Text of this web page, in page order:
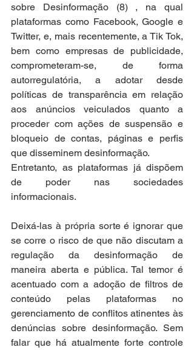
sobre Desinformação (8) , na qual
plataformas como Facebook, Google e
Twitter, e, mais recentemente, a Tik Tok,
bem como empresas de publicidade,
comprometeram-se, de forma
autorregulatória, a adotar desde
políticas de transparência em relação
aos anúncios veiculados quanto a
proceder com ações de suspensão e
bloqueio de contas, páginas e perfis
que disseminem desinformação.
Entretanto, as plataformas já dispõem
de poder nas sociedades
informacionais.
Deixá-las à própria sorte é ignorar que
se corre o risco de que não discutam a
regulação da desinformação de
maneira aberta e pública. Tal temor é
acentuado com a adoção de filtros de
conteúdo pelas plataformas no
gerenciamento de conflitos atinentes às
denúncias sobre desinformação. Sem
falar que há atualmente forte controle